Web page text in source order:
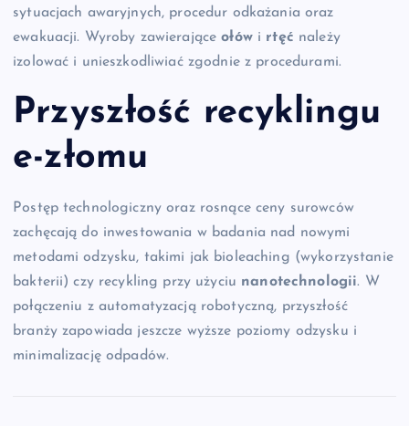
sytuacjach awaryjnych, procedur odkażania oraz
ewakuacji. Wyroby zawierająceołówi rtęć należy
izolować i unieszkodliwiać zgodnie z procedurami.
Przyszłość recyklingu
e-złomu
Postęp technologiczny oraz rosnące ceny surowców
zachęcają do inwestowania w badania nad nowymi
metodami odzysku, takimi jak bioleaching (wykorzystanie
bakterii) czy recykling przy użyciu nanotechnologii. W
połączeniu z automatyzacją robotyczną, przyszłość
branży zapowiada jeszcze wyższe poziomy odzysku i
minimalizację odpadów.